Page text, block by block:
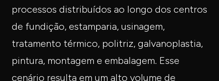
processos distribuídos ao longo dos centros
de fundição, estamparia, usinagem,
tratamento térmico, politriz, galvanoplastia,
pintura, montagem e embalagem. Esse
cenário resulta em um alto volume de